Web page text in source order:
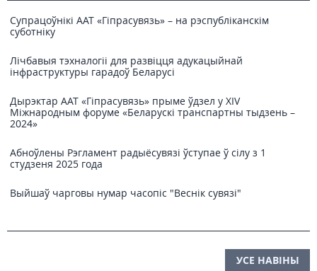
Супрацоўнікі ААТ «Гіпрасувязь» – на рэспубліканскім
суботніку
Лічбавыя тэхналогіі для развіцця адукацыйнай
інфраструктуры гарадоў Беларусі
Дырэктар ААТ «Гіпрасувязь» прыме ўдзел у XIV
Міжнародным форуме «Беларускі транспартны тыдзень –
2024»
Абноўлены Рэгламент радыёсувязі ўступае ў сілу з 1
студзеня 2025 года
Выйшаў чарговы нумар часопіс "Веснiк сувязi"
УСЕ НАВІНЫ